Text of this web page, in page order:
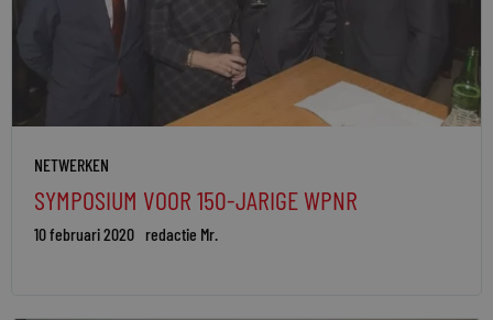
NETWERKEN
SYMPOSIUM VOOR 150-JARIGE WPNR
10 februari 2020 redactie Mr.